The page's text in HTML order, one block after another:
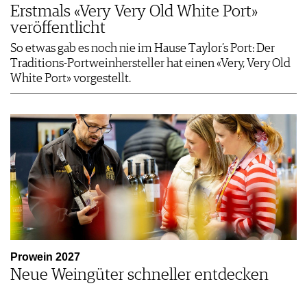
Erstmals «Very Very Old White Port»
veröffentlicht
So etwas gab es noch nie im Hause Taylor’s Port: Der
Traditions-Portweinhersteller hat einen «Very, Very Old
White Port» vorgestellt.
Prowein 2027
Neue Weingüter schneller entdecken